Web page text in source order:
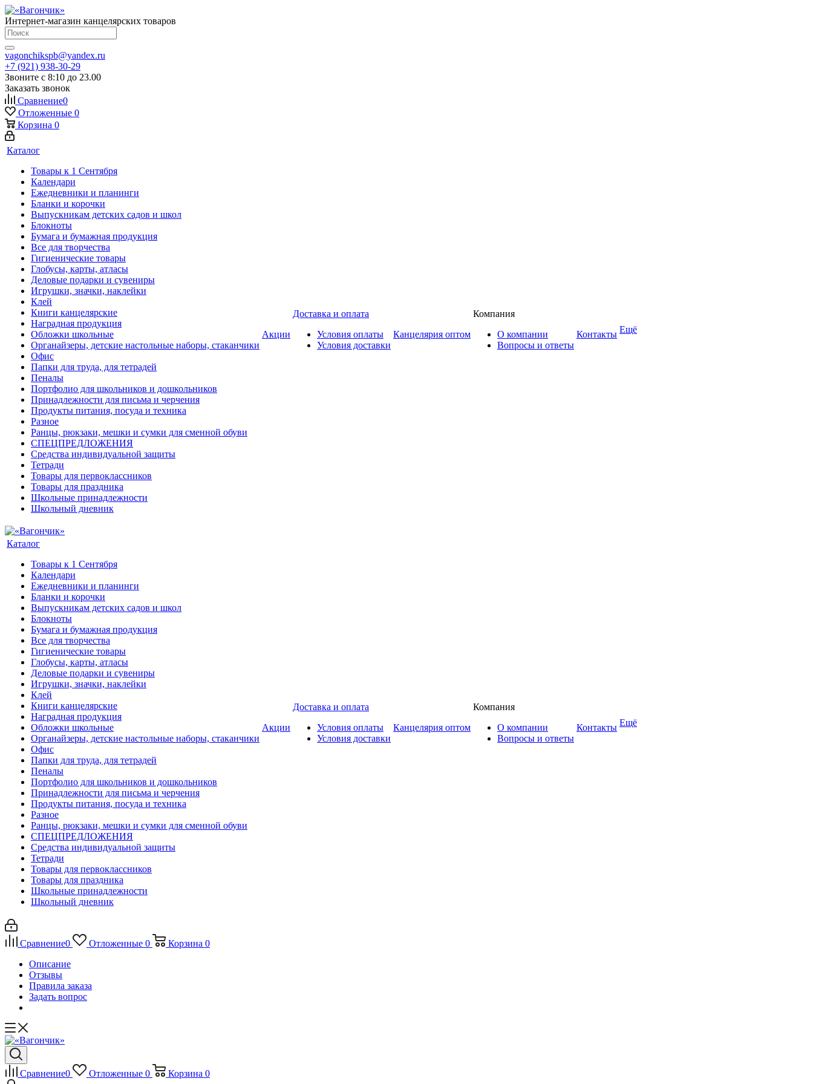
Интернет-магазин канцелярских товаров
vagonchikspb@yandex.ru
+7 (921) 938-30-29
Звоните с 8:10 до 23.00
Заказать звонок
Сравнение0
Отложенные 0
Корзина 0
Каталог
Товары к 1 Сентября
Календари
Ежедневники и планинги
Бланки и корочки
Выпускникам детских садов и школ
Блокноты
Бумага и бумажная продукция
Все для творчества
Гигиенические товары
Глобусы, карты, атласы
Деловые подарки и сувениры
Игрушки, значки, наклейки
Клей
Книги канцелярские
Наградная продукция
Обложки школьные
Органайзеры, детские настольные наборы, стаканчики
Офис
Папки для труда, для тетрадей
Пеналы
Портфолио для школьников и дошкольников
Принадлежности для письма и черчения
Продукты питания, посуда и техника
Разное
Ранцы, рюкзаки, мешки и сумки для сменной обуви
СПЕЦПРЕДЛОЖЕНИЯ
Средства индивидуальной защиты
Тетради
Товары для первоклассников
Товары для праздника
Школьные принадлежности
Школьный дневник
Акции
Доставка и оплата
Условия оплаты
Условия доставки
Канцелярия оптом
Компания
О компании
Вопросы и ответы
Контакты Ещё
Каталог
Товары к 1 Сентября
Календари
Ежедневники и планинги
Бланки и корочки
Выпускникам детских садов и школ
Блокноты
Бумага и бумажная продукция
Все для творчества
Гигиенические товары
Глобусы, карты, атласы
Деловые подарки и сувениры
Игрушки, значки, наклейки
Клей
Книги канцелярские
Наградная продукция
Обложки школьные
Органайзеры, детские настольные наборы, стаканчики
Офис
Папки для труда, для тетрадей
Пеналы
Портфолио для школьников и дошкольников
Принадлежности для письма и черчения
Продукты питания, посуда и техника
Разное
Ранцы, рюкзаки, мешки и сумки для сменной обуви
СПЕЦПРЕДЛОЖЕНИЯ
Средства индивидуальной защиты
Тетради
Товары для первоклассников
Товары для праздника
Школьные принадлежности
Школьный дневник
Акции
Доставка и оплата
Условия оплаты
Условия доставки
Канцелярия оптом
Компания
О компании
Вопросы и ответы
Контакты Ещё
Сравнение0 Отложенные 0 Корзина 0
Описание
Отзывы
Правила заказа
Задать вопрос
Сравнение0 Отложенные 0 Корзина 0